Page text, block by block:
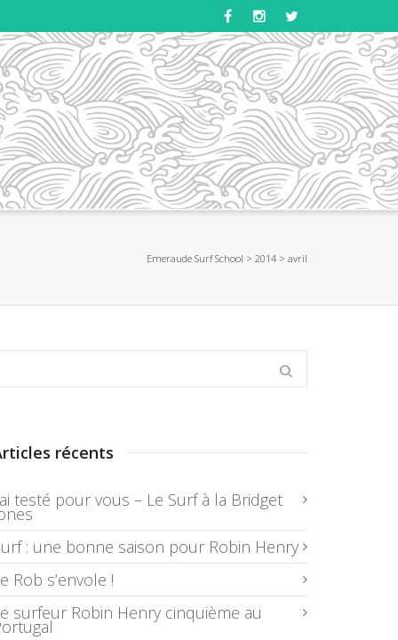
Emeraude Surf School > 2014 > avril
récents
testé pour vous – Le Surf à la Bridget
: une bonne saison pour Robin Henry
Rob s’envole !
surfeur Robin Henry cinquième au